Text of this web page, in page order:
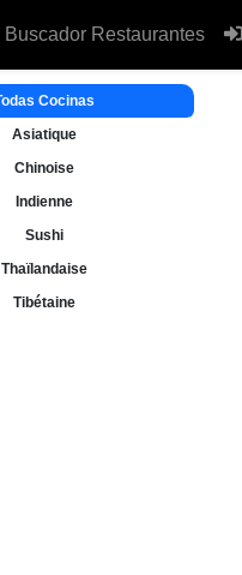
Buscador Restaurantes
Cocinas
Asiatique
Chinoise
Indienne
Sushi
Thaïlandaise
Tibétaine